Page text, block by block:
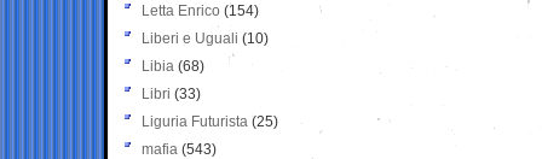
Letta Enrico (154)
Liberi e Uguali (10)
Libia (68)
Libri (33)
Liguria Futurista (25)
mafia (543)